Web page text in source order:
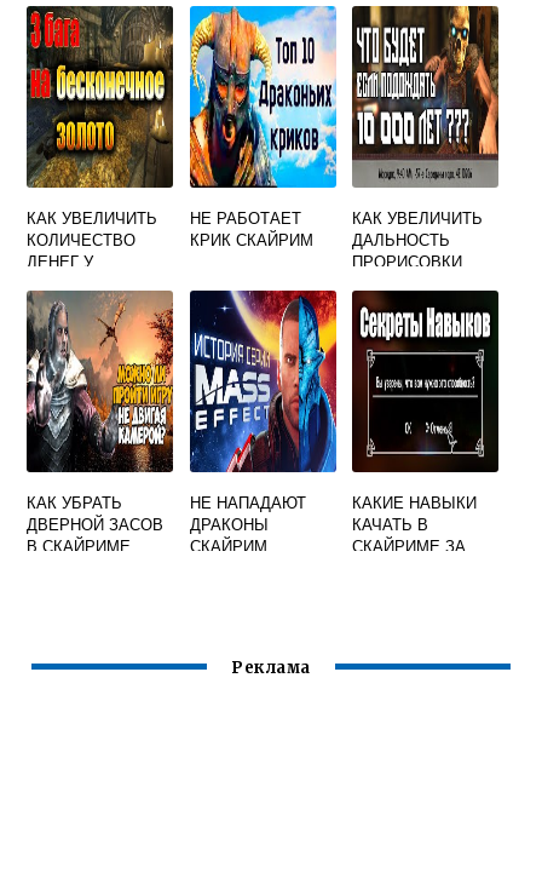
СКАЙРИМ
КАК УВЕЛИЧИТЬ
КОЛИЧЕСТВО
ДЕНЕГ У
СКАЙРИМ
НЕ РАБОТАЕТ
КРИК СКАЙРИМ
КАК УВЕЛИЧИТЬ
ДАЛЬНОСТЬ
ПРОРИСОВКИ
КАК УБРАТЬ
ДВЕРНОЙ ЗАСОВ
В СКАЙРИМЕ
НЕ НАПАДАЮТ
ДРАКОНЫ
СКАЙРИМ
КАКИЕ НАВЫКИ
КАЧАТЬ В
СКАЙРИМЕ ЗА
Реклама